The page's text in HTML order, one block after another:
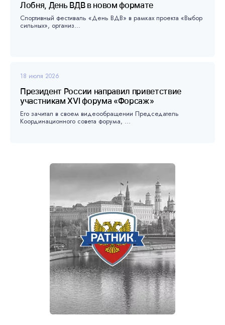
Лобня, День ВДВ в новом формате
Спортивный фестиваль «День ВДВ» в рамках проекта «Выбор
сильных», организ...
18 июля 2026
Президент России направил приветствие
участникам XVI форума «Форсаж»
Его зачитал в своем видеообращении Председатель
Координационного совета форума, ...